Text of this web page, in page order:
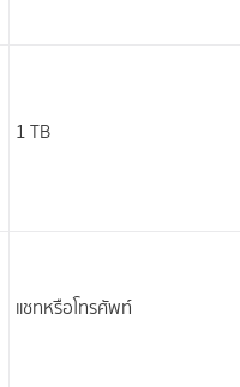
1 TB
แชทหรือโทรศัพท์